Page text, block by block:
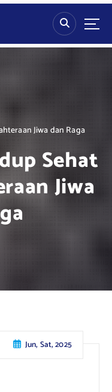
Jiwa dan Raga
Sehat
Jiwa
Jun, Sat, 2025